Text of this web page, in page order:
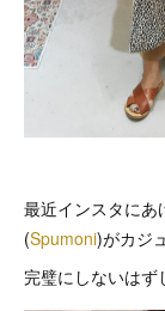
最近インスタにあ
(Spumoni)がカジ
完璧にしないはず